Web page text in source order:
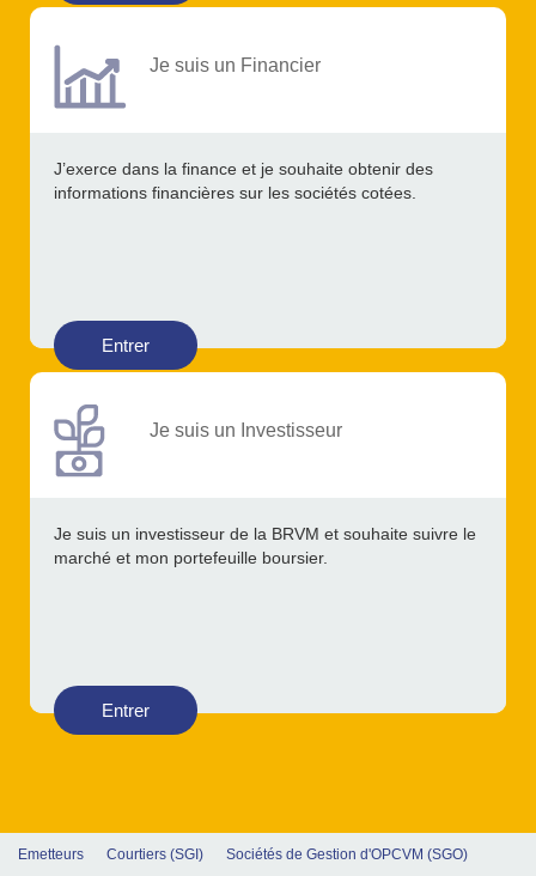
Je suis un Financier
J’exerce dans la finance et je souhaite obtenir des
informations financières sur les sociétés cotées.
Entrer
Je suis un Investisseur
Je suis un investisseur de la BRVM et souhaite suivre le
marché et mon portefeuille boursier.
Entrer
Emetteurs Courtiers (SGI) Sociétés de Gestion d'OPCVM (SGO)